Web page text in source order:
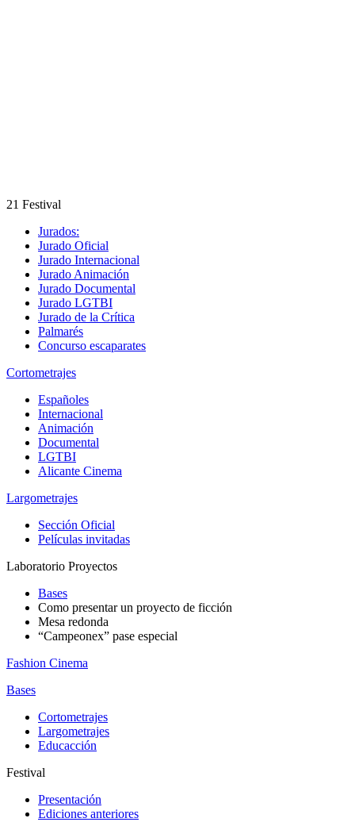
21 Festival
Jurados:
Jurado Oficial
Jurado Internacional
Jurado Animación
Jurado Documental
Jurado LGTBI
Jurado de la Crítica
Palmarés
Concurso escaparates
Cortometrajes
Españoles
Internacional
Animación
Documental
LGTBI
Alicante Cinema
Largometrajes
Sección Oficial
Películas invitadas
Laboratorio Proyectos
Bases
Como presentar un proyecto de ficción
Mesa redonda
“Campeonex” pase especial
Fashion Cinema
Bases
Cortometrajes
Largometrajes
Educacción
Festival
Presentación
Ediciones anteriores